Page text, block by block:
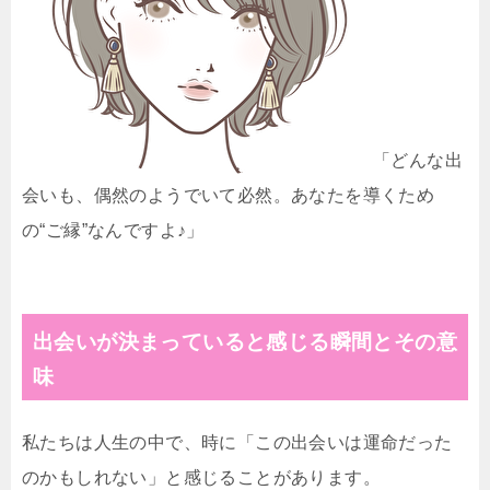
「どんな出
会いも、偶然のようでいて必然。あなたを導くため
の“ご縁”なんですよ♪」
出会いが決まっていると感じる瞬間とその意
味
私たちは人生の中で、時に「この出会いは運命だった
のかもしれない」と感じることがあります。